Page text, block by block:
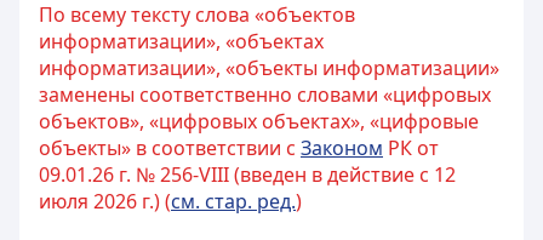
По всему тексту слова «объектов
информатизации», «объектах
информатизации», «объекты информатизации»
заменены соответственно словами «цифровых
объектов», «цифровых объектах», «цифровые
объекты» в соответствии с Законом РК от
09.01.26 г. № 256-VIII (введен в действие с 12
июля 2026 г.) (см. стар. ред.)